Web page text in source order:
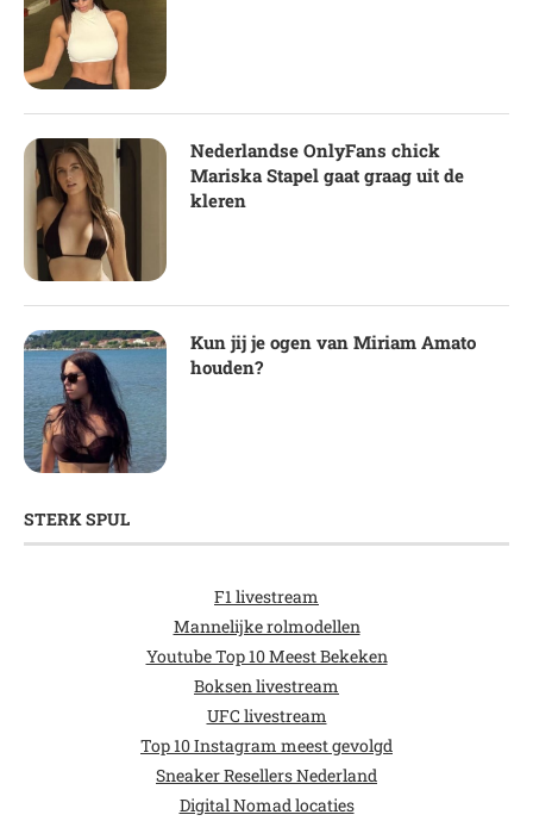
Nederlandse OnlyFans chick
Mariska Stapel gaat graag uit de
kleren
Kun jij je ogen van Miriam Amato
houden?
STERK SPUL
F1 livestream
Mannelijke rolmodellen
Youtube Top 10 Meest Bekeken
Boksen livestream
UFC livestream
Top 10 Instagram meest gevolgd
Sneaker Resellers Nederland
Digital Nomad locaties